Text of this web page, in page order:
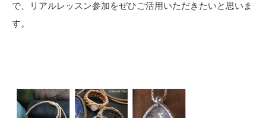
で、リアルレッスン参加をぜひご活用いただきたいと思いま
す。